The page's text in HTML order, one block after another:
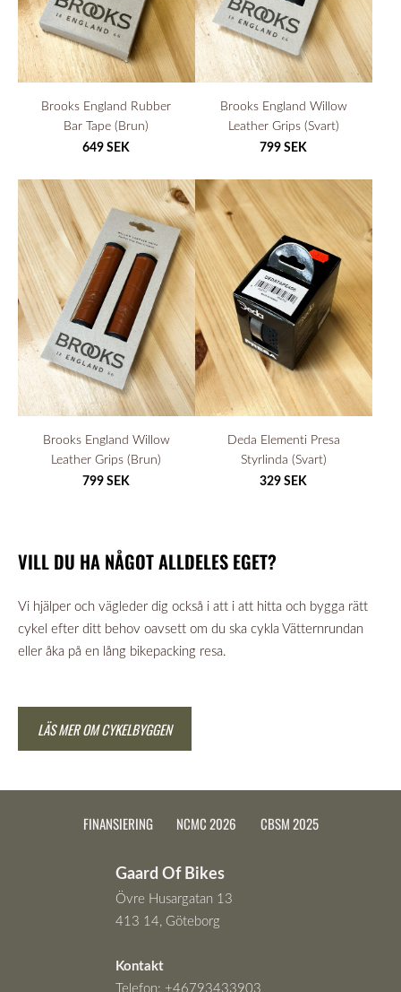
VILL DU HA NÅGOT ALLDELES EGET?
Vi hjälper och vägleder dig också i att i att hitta och bygga rätt
cykel efter ditt behov oavsett om du ska cykla Vätternrundan
eller åka på en lång bikepacking resa.
LÄS MER OM CYKELBYGGEN
Brooks England Rubber
Bar Tape (Brun)
649 SEK
Brooks England Willow
Leather Grips (Svart)
799 SEK
Brooks England Willow
Leather Grips (Brun)
799 SEK
Deda Elementi Presa
Styrlinda (Svart)
329 SEK
FINANSIERING NCMC 2026 CBSM 2025
Gaard Of Bikes
Övre Husargatan 13
413 14, Göteborg
Kontakt
Telefon: +46793433903